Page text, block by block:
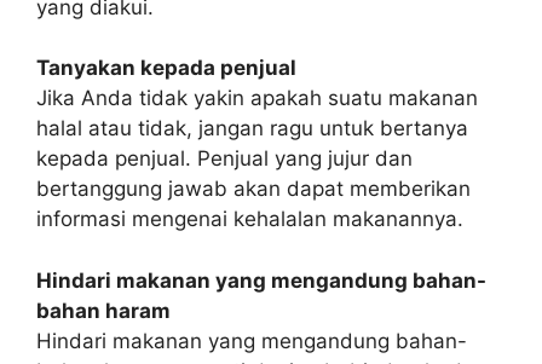
yang diakui.
Tanyakan kepada penjual
Jika Anda tidak yakin apakah suatu makanan
halal atau tidak, jangan ragu untuk bertanya
kepada penjual. Penjual yang jujur dan
bertanggung jawab akan dapat memberikan
informasi mengenai kehalalan makanannya.
Hindari makanan yang mengandung bahan-
bahan haram
Hindari makanan yang mengandung bahan-